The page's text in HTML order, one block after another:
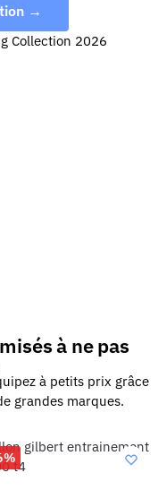
→
à ne pas
à petits prix grâce
grandes marques.